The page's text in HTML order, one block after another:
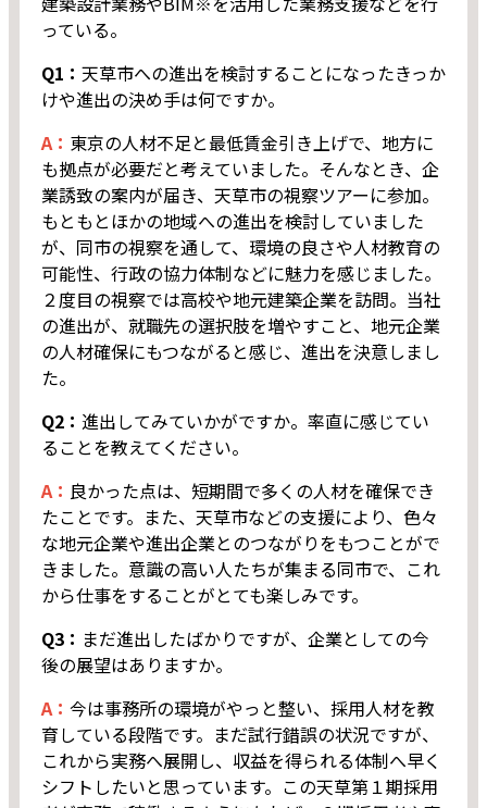
っている。
Q1： 天草市への進出を検討することになったきっか
けや進出の決め手は何ですか。
A： 東京の人材不足と最低賃金引き上げで、地方に
も拠点が必要だと考えていました。そんなとき、企
業誘致の案内が届き、天草市の視察ツアーに参加。
もともとほかの地域への進出を検討していました
が、同市の視察を通して、環境の良さや人材教育の
可能性、行政の協力体制などに魅力を感じました。
２度目の視察では高校や地元建築企業を訪問。当社
の進出が、就職先の選択肢を増やすこと、地元企業
の人材確保にもつながると感じ、進出を決意しまし
た。
Q2： 進出してみていかがですか。率直に感じてい
ることを教えてください。
A： 良かった点は、短期間で多くの人材を確保でき
たことです。また、天草市などの支援により、色々
な地元企業や進出企業とのつながりをもつことがで
きました。意識の高い人たちが集まる同市で、これ
から仕事をすることがとても楽しみです。
Q3： まだ進出したばかりですが、企業としての今
後の展望はありますか。
A： 今は事務所の環境がやっと整い、採用人材を教
育している段階です。まだ試行錯誤の状況ですが、
これから実務へ展開し、収益を得られる体制へ早く
シフトしたいと思っています。この天草第１期採用